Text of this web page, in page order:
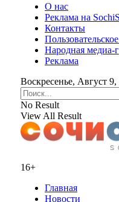
О нас
Реклама на
Контакты
Народная медиа-
Реклама
Воскресенье, Август 9,
No Result
View All Result
16+
Главная
Новости